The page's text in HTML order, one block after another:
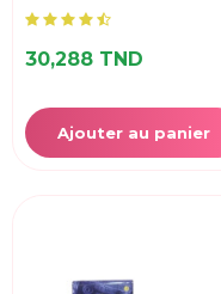
30,288 TND
Ajouter au panier